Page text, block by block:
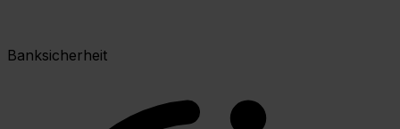
Banksicherheit